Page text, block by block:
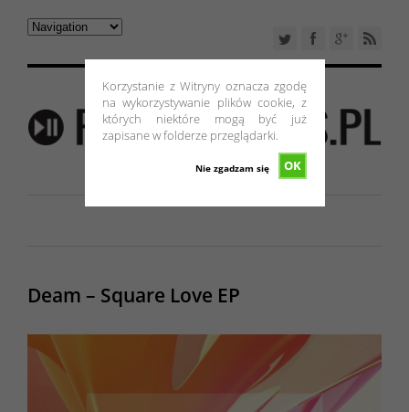
Korzystanie z Witryny oznacza zgodę
na wykorzystywanie plików cookie, z
których niektóre mogą być już
zapisane w folderze przeglądarki.
OK
Nie zgadzam się
Deam – Square Love EP